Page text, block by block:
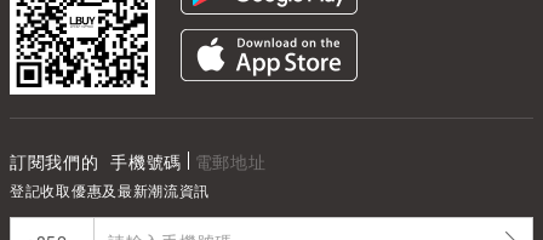
訂閱我們的 手機號碼 電郵地址
登記收取優惠及最新潮流資訊